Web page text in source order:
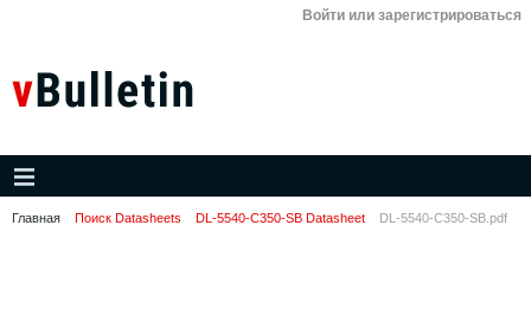
Войти или зарегистрироваться
Главная Поиск Datasheets DL-5540-C350-SB Datasheet DL-5540-C350-SB.pdf